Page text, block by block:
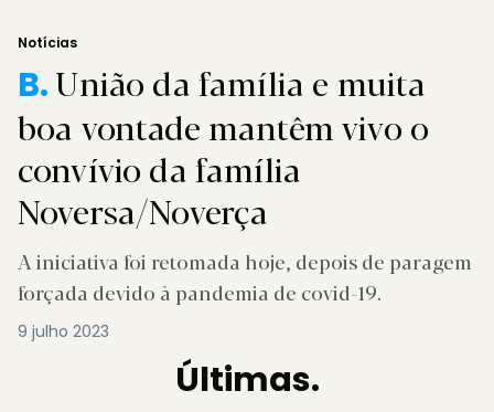
Notícias
B.União da família e muita
boa vontade mantêm vivo o
convívio da família
Noversa/Noverça
A iniciativa foi retomada hoje, depois de paragem
forçada devido à pandemia de covid-19.
9 julho 2023
Últimas.